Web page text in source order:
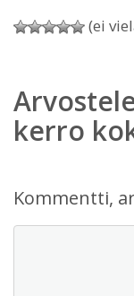
(ei
kerro
Kommentti,